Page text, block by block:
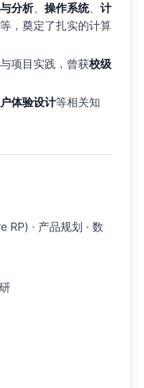
分析、 操作系统、 计
等，奠定了扎实的计算
项目实践，曾获校级
体验设计等相关知
RP) · 产品规划 · 数